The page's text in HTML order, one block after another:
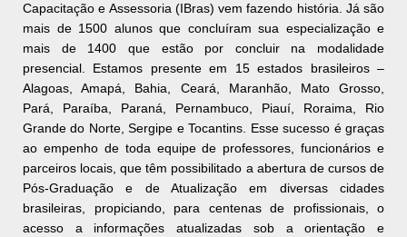
Capacitação e Assessoria (IBras) vem fazendo história. Já são
mais de 1500 alunos que concluíram sua especialização e
mais de 1400 que estão por concluir na modalidade
presencial. Estamos presente em 15 estados brasileiros –
Alagoas, Amapá, Bahia, Ceará, Maranhão, Mato Grosso,
Pará, Paraíba, Paraná, Pernambuco, Piauí, Roraima, Rio
Grande do Norte, Sergipe e Tocantins. Esse sucesso é graças
ao empenho de toda equipe de professores, funcionários e
parceiros locais, que têm possibilitado a abertura de cursos de
Pós-Graduação e de Atualização em diversas cidades
brasileiras, propiciando, para centenas de profissionais, o
acesso a informações atualizadas sob a orientação e